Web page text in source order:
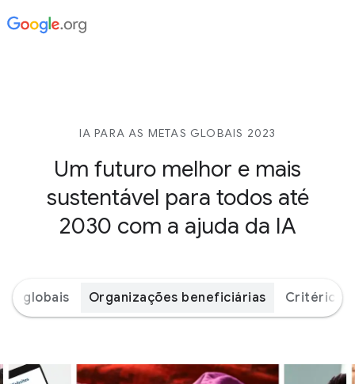
IA PARA AS METAS GLOBAIS 2023
Um futuro melhor e mais
sustentável para todos até
2030 com a ajuda da IA
globais Organizações beneficiárias Critérios